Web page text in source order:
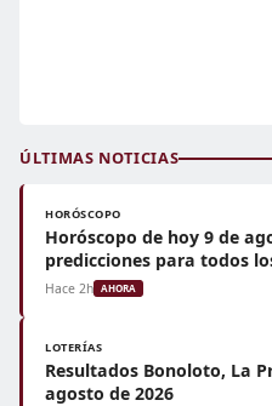
ÚLTIMAS NOTICIAS
HORÓSCOPO
Horóscopo de hoy 9 de
predicciones para todos
Hace 2h AHORA
LOTERÍAS
Resultados Bonoloto, La
agosto de 2026